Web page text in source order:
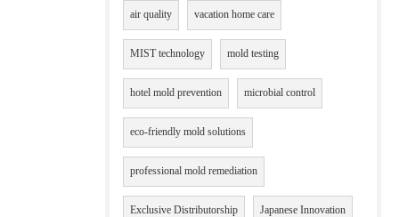
air quality vacation home care
MIST technology mold testing
hotel mold prevention microbial control
eco-friendly mold solutions
professional mold remediation
Exclusive Distributorship Japanese Innovation